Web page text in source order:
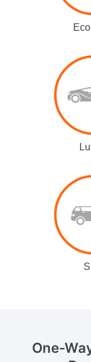
One-